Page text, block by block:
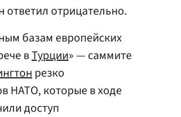
отрицательно.
базам европейских
вТурции» — саммите
резко
НАТО, которые в ходе
доступ